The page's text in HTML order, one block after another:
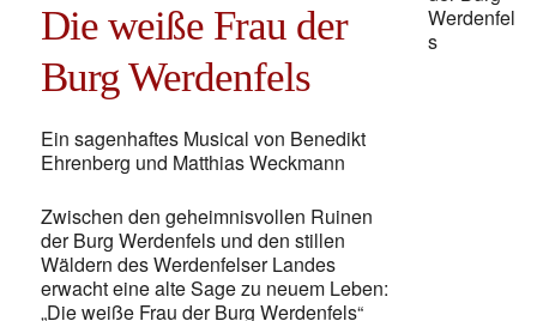
Die weiße Frau der
Burg Werdenfels
Ein sagenhaftes Musical von Benedikt
Ehrenberg und Matthias Weckmann
Zwischen den geheimnisvollen Ruinen
der Burg Werdenfels und den stillen
Wäldern des Werdenfelser Landes
erwacht eine alte Sage zu neuem Leben:
„Die weiße Frau der Burg Werdenfels“